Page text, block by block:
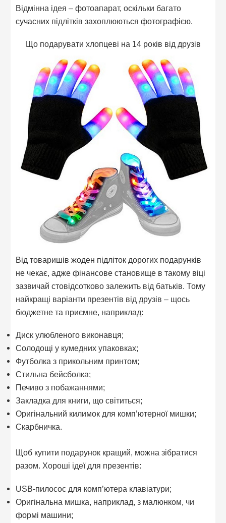
Відмінна ідея – фотоапарат, оскільки багато
сучасних підлітків захоплюються фотографією.
Що подарувати хлопцеві на 14 років від друзів
Від товаришів жоден підліток дорогих подарунків
не чекає, адже фінансове становище в такому віці
зазвичай стовідсотково залежить від батьків. Тому
найкращі варіанти презентів від друзів – щось
бюджетне та приємне, наприклад:
Диск улюбленого виконавця;
Солодощі у кумедних упаковках;
Футболка з прикольним принтом;
Стильна бейсболка;
Печиво з побажаннями;
Закладка для книги, що світиться;
Оригінальний килимок для комп’ютерної мишки;
Скарбничка.
Щоб купити подарунок кращий, можна зібратися
разом. Хороші ідеї для презентів:
USB-пилосос для комп’ютера клавіатури;
Оригінальна мишка, наприклад, з малюнком, чи
формі машини;